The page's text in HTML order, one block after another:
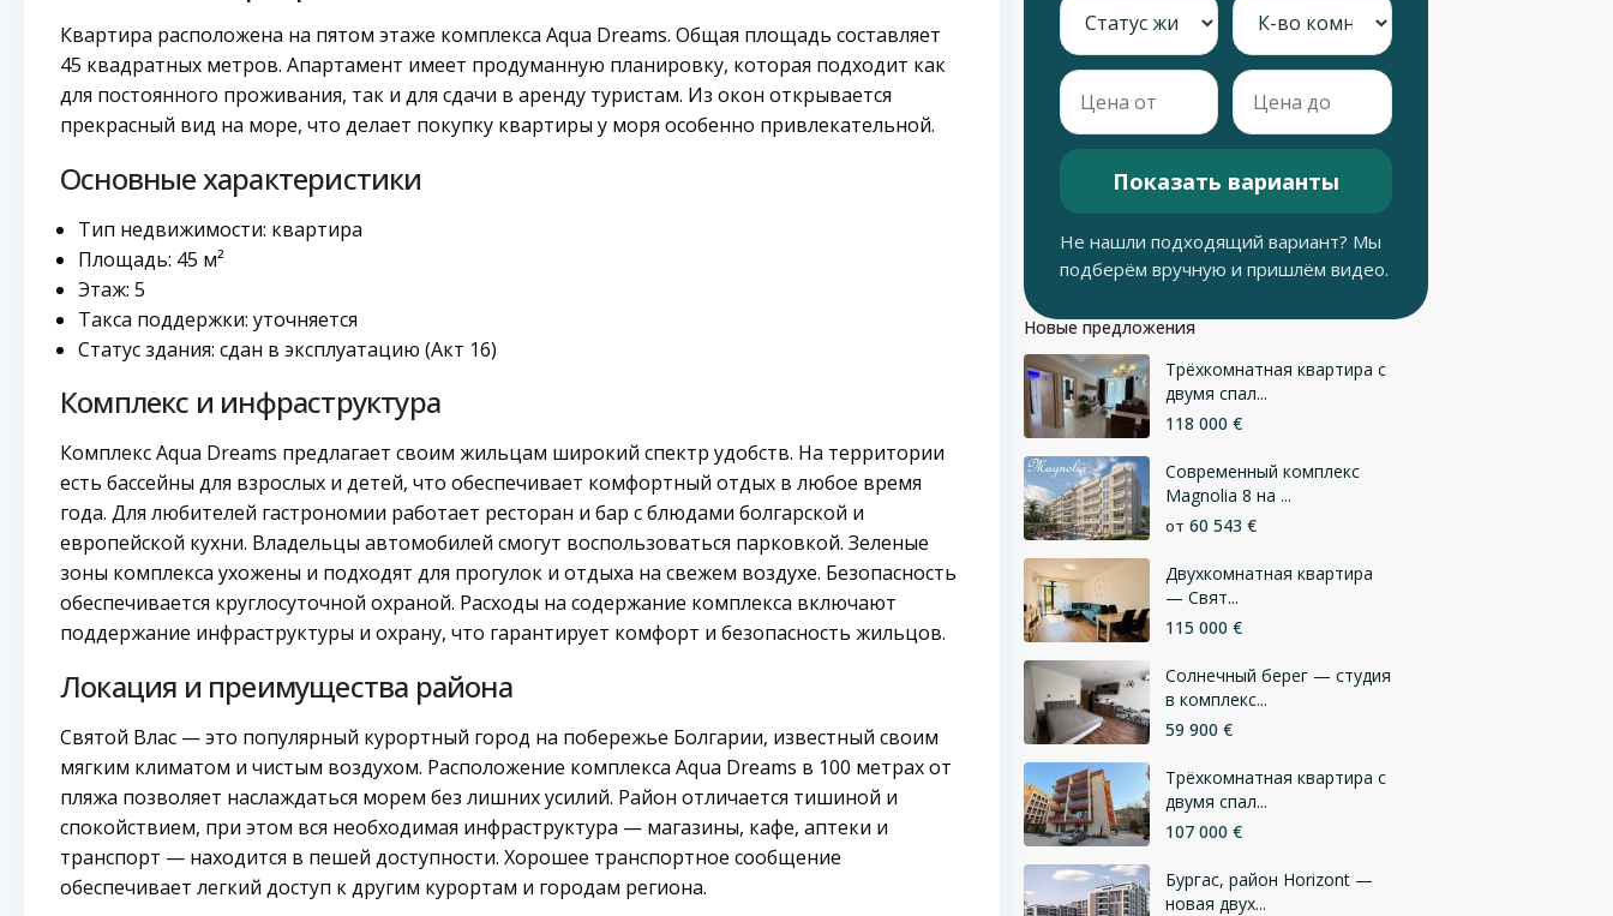
Квартира расположена на пятом этаже комплекса Aqua Dreams. Общая площадь составляет
45 квадратных метров. Апартамент имеет продуманную планировку, которая подходит как
для постоянного проживания, так и для сдачи в аренду туристам. Из окон открывается
прекрасный вид на море, что делает покупку квартиры у моря особенно привлекательной.
Основные характеристики
Тип недвижимости: квартира
Площадь: 45 м²
Этаж: 5
Такса поддержки: уточняется
Статус здания: сдан в эксплуатацию (Акт 16)
Комплекс и инфраструктура
Комплекс Aqua Dreams предлагает своим жильцам широкий спектр удобств. На территории
есть бассейны для взрослых и детей, что обеспечивает комфортный отдых в любое время
года. Для любителей гастрономии работает ресторан и бар с блюдами болгарской и
европейской кухни. Владельцы автомобилей смогут воспользоваться парковкой. Зеленые
зоны комплекса ухожены и подходят для прогулок и отдыха на свежем воздухе. Безопасность
обеспечивается круглосуточной охраной. Расходы на содержание комплекса включают
поддержание инфраструктуры и охрану, что гарантирует комфорт и безопасность жильцов.
Локация и преимущества района
Святой Влас — это популярный курортный город на побережье Болгарии, известный своим
мягким климатом и чистым воздухом. Расположение комплекса Aqua Dreams в 100 метрах от
пляжа позволяет наслаждаться морем без лишних усилий. Район отличается тишиной и
спокойствием, при этом вся необходимая инфраструктура — магазины, кафе, аптеки и
транспорт — находится в пешей доступности. Хорошее транспортное сообщение
обеспечивает легкий доступ к другим курортам и городам региона.
Показать варианты
Не нашли подходящий вариант? Мы
подберём вручную и пришлём видео.
Новые предложения
Трёхкомнатная квартира с
двумя спал...
118 000 €
Современный комплекс
Magnolia 8 на ...
от 60 543 €
Двухкомнатная квартира
— Свят...
115 000 €
Солнечный берег — студия
в комплекс...
59 900 €
Трёхкомнатная квартира с
двумя спал...
107 000 €
Бургас, район Horizont —
новая двух...